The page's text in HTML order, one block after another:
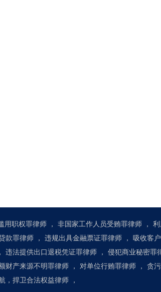
用职权罪律师 ， 非国家工作人员受贿罪律师 ，
款罪律师 ， 违规出具金融票证罪律师 ， 吸收客
， 违法提供出口退税凭证罪律师 ， 侵犯商业秘密罪
财产来源不明罪律师 ， 对单位行贿罪律师 ， 贪
，捍卫合法权益律师 ，